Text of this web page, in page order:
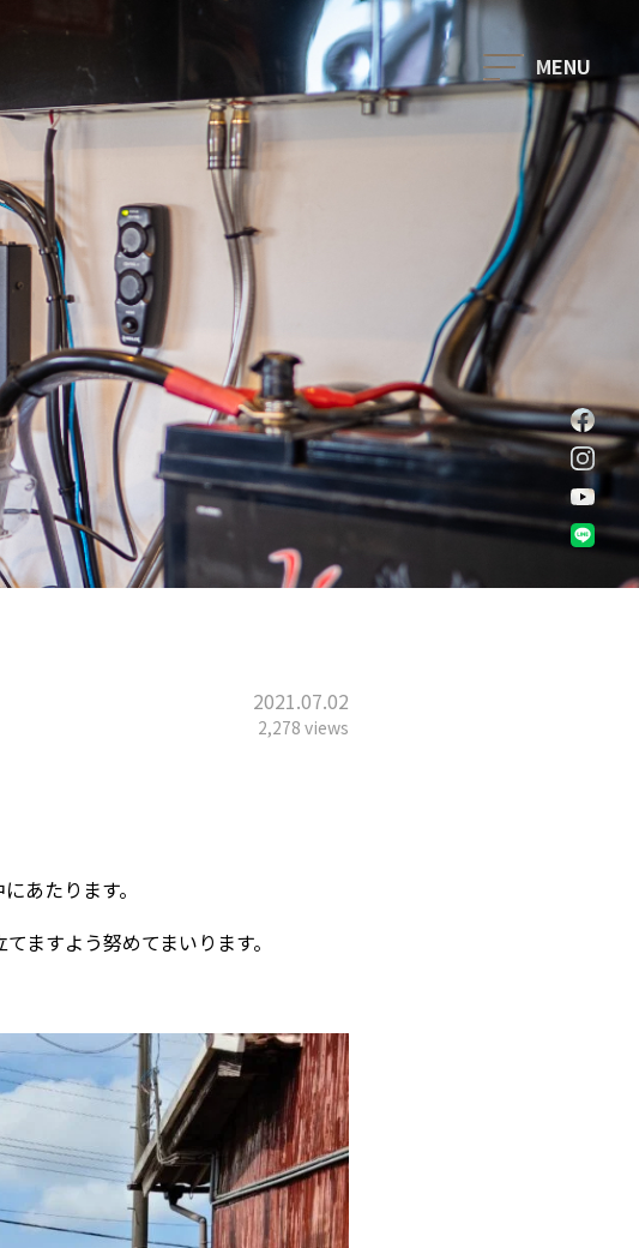
ダテワークスが選ばれる理由
スタッフ紹介
事例紹介
お客様の声
よくあるご質問
2021.07.02
2,278 views
あたります。
ますよう努めてまいります。